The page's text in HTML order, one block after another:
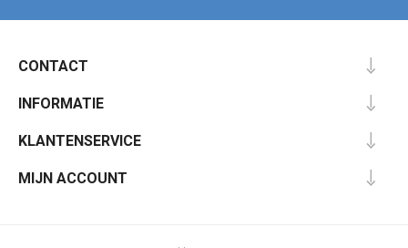
CONTACT
INFORMATIE
KLANTENSERVICE
MIJN ACCOUNT